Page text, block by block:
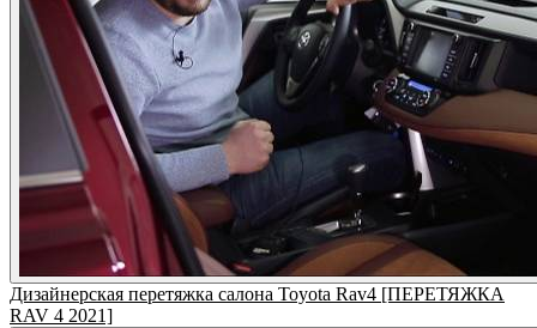
Дизайнерская перетяжка салона Toyota Rav4 [ПЕРЕТЯЖКА
RAV 4 2021]